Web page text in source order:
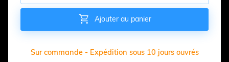
 Ajouter au panier
Sur commande - Expédition sous 10 jours ouvrés